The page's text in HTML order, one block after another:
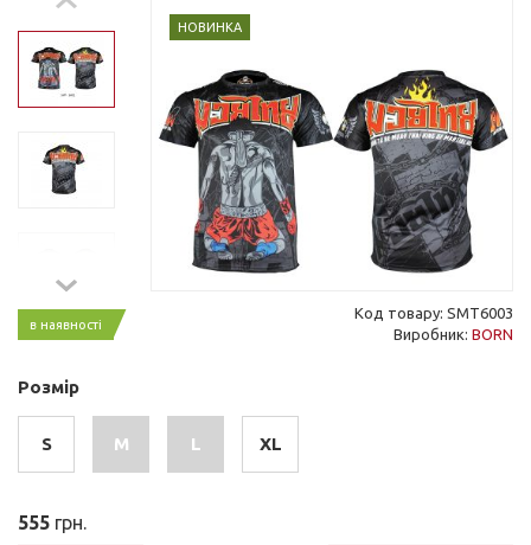
НОВИНКА
в наявності
Код товару: SMT6003
Виробник: BORN
Розмір
S M L XL
555 грн.